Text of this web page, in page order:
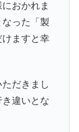
おかれま
った「製
ますと幸
だきまし
違いとな